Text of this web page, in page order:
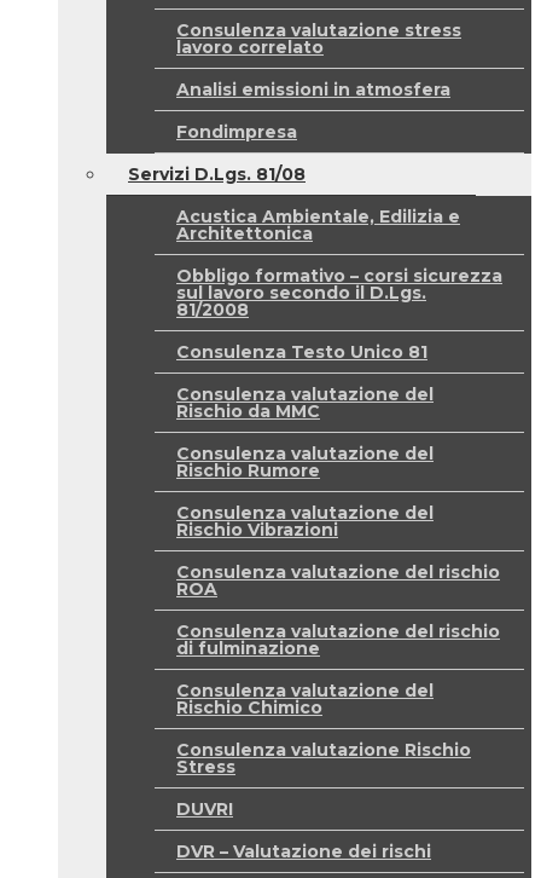
Consulenza valutazione stress
lavoro correlato
Analisi emissioni in atmosfera
Fondimpresa
Servizi D.Lgs. 81/08
Acustica Ambientale, Edilizia e
Architettonica
Obbligo formativo – corsi sicurezza
sul lavoro secondo il D.Lgs.
81/2008
Consulenza Testo Unico 81
Consulenza valutazione del
Rischio da MMC
Consulenza valutazione del
Rischio Rumore
Consulenza valutazione del
Rischio Vibrazioni
Consulenza valutazione del rischio
ROA
Consulenza valutazione del rischio
di fulminazione
Consulenza valutazione del
Rischio Chimico
Consulenza valutazione Rischio
Stress
DUVRI
DVR – Valutazione dei rischi